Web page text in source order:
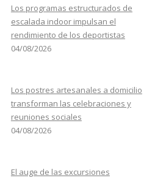
Los programas estructurados de
escalada indoor impulsan el
rendimiento de los deportistas
04/08/2026
Los postres artesanales a domicilio
transforman las celebraciones y
reuniones sociales
04/08/2026
El auge de las excursiones